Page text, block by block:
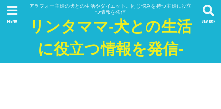
アラフォー主婦の犬との生活やダイエット。同じ悩みを持つ主婦に役立
つ情報を発信
リンタママ-犬との生活
に役立つ情報を発信-
SEARCH
MENU